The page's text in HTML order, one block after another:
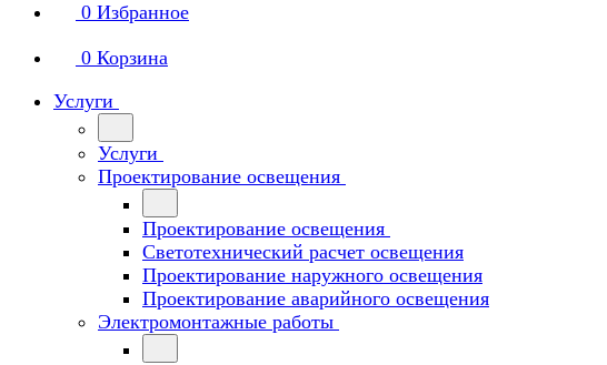
0 Избранное
0 Корзина
Услуги
Услуги
Проектирование освещения
Проектирование освещения
Светотехнический расчет освещения
Проектирование наружного освещения
Проектирование аварийного освещения
Электромонтажные работы